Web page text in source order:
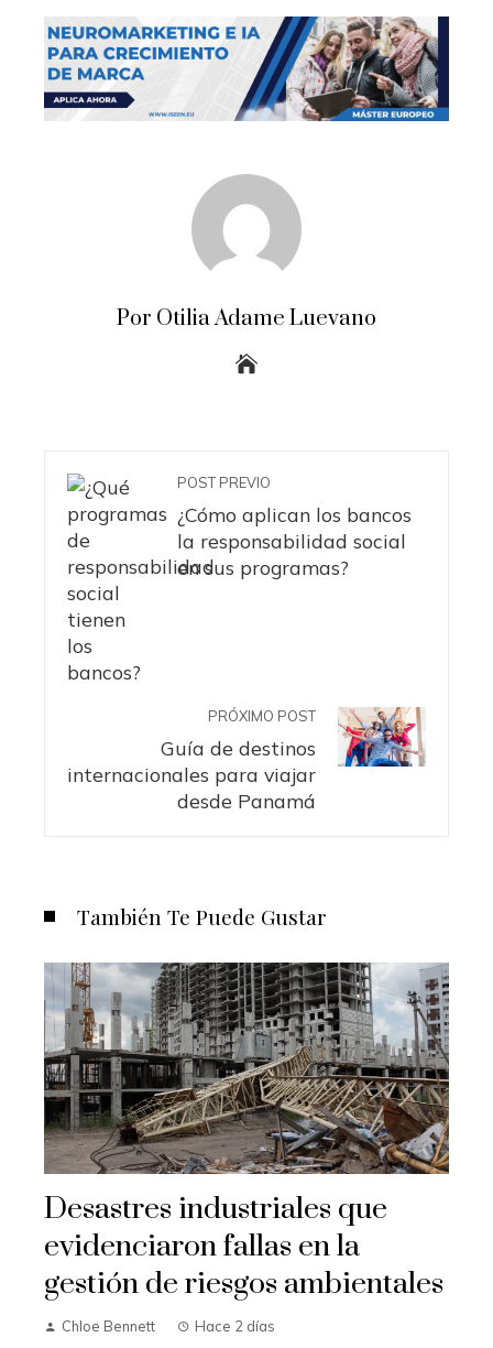
Por Otilia Adame Luevano
POST PREVIO
¿Cómo aplican los bancos
la responsabilidad social
en sus programas?
PRÓXIMO POST
Guía de destinos
internacionales para viajar
desde Panamá
También Te Puede Gustar
Desastres industriales que
evidenciaron fallas en la
gestión de riesgos ambientales
Chloe Bennett Hace 2 días